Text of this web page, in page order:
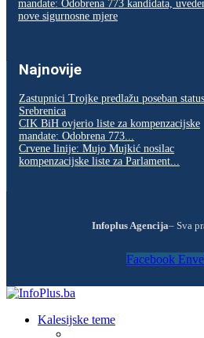
mandate: Odobrena 773 kandidata,
nove sigurnosne mjere
Najnovije
Zastupnici Trojke predlažu poseban
Srebrenica
CIK BiH ovjerio liste za kompenzacijske
mandate: Odobrena 773...
Crvene linije: Mujo Mujkić nosilac
kompenzacijske liste za Parlament...
Infoplus Agencija– Sva
Facebook
Kalesijske teme